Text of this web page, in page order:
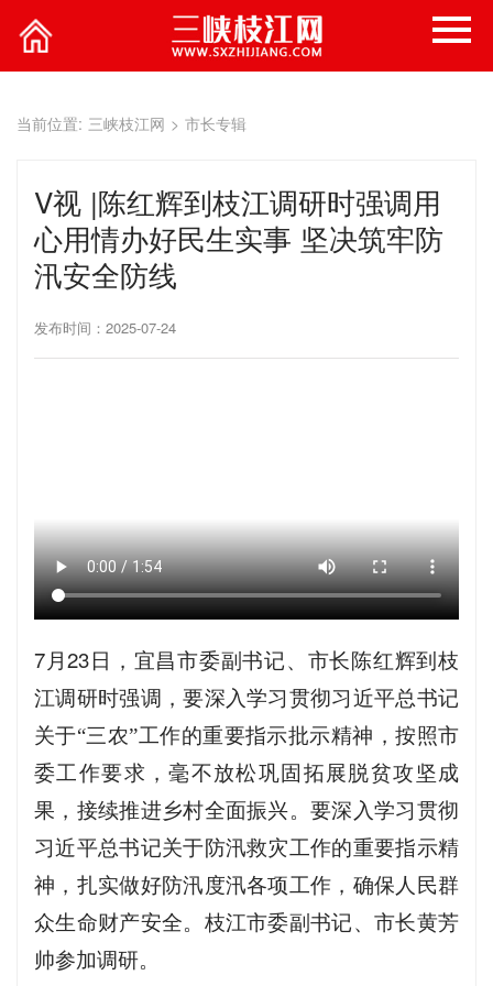
当前位置: 三峡枝江网 > 市长专辑
V视 |陈红辉到枝江调研时强调用
心用情办好民生实事 坚决筑牢防
汛安全防线
发布时间：2025-07-24
7月23日，宜昌市委副书记、市长陈红辉到枝
江调研时强调，要深入学习贯彻习近平总书记
关于“三农”工作的重要指示批示精神，按照市
委工作要求，毫不放松巩固拓展脱贫攻坚成
果，接续推进乡村全面振兴。要深入学习贯彻
习近平总书记关于防汛救灾工作的重要指示精
神，扎实做好防汛度汛各项工作，确保人民群
众生命财产安全。 枝江市委副书记、市长黄芳
帅参加调研。